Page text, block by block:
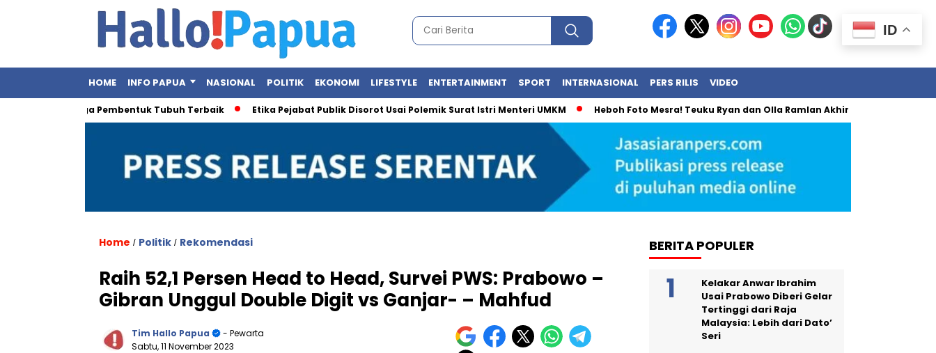
HOME INFO PAPUA NASIONAL POLITIK EKONOMI LIFESTYLE ENTERTAINMENT SPORT INTERNASIONAL PERS RILIS VIDEO
Olahraga Pembentuk Tubuh Terbaik Etika Pejabat Publik Disorot Usai Polemik Surat Istri Menteri UMKM Heboh Foto Mesra! Teuku Ryan dan Olla Ramlan Akhirnya Angkat Bicara
Home / Politik / Rekomendasi
Raih 52,1 Persen Head to Head, Survei PWS: Prabowo –
Gibran Unggul Double Digit vs Ganjar- – Mahfud
Tim Hallo Papua
- Pewarta
Sabtu, 11 November 2023
BERITA POPULER
Kelakar Anwar Ibrahim
Usai Prabowo Diberi Gelar
Tertinggi dari Raja
Malaysia: Lebih dari Dato’
Seri
ID